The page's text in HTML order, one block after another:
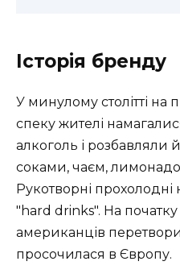
Історія бренду
У минулому столітті на
спеку жителі
алкоголь і розбавляли
соками, чаєм,
Рукотворні прохолодні
"hard drinks". На початку
американців
просочилася в Європу.